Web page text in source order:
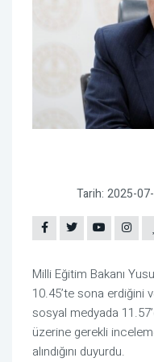
Tarih: 2025-
Milli Eğitim Bakanı
10.45’te sona erdiğini
sosyal medyada
üzerine gerekli
alındığını duyurdu.